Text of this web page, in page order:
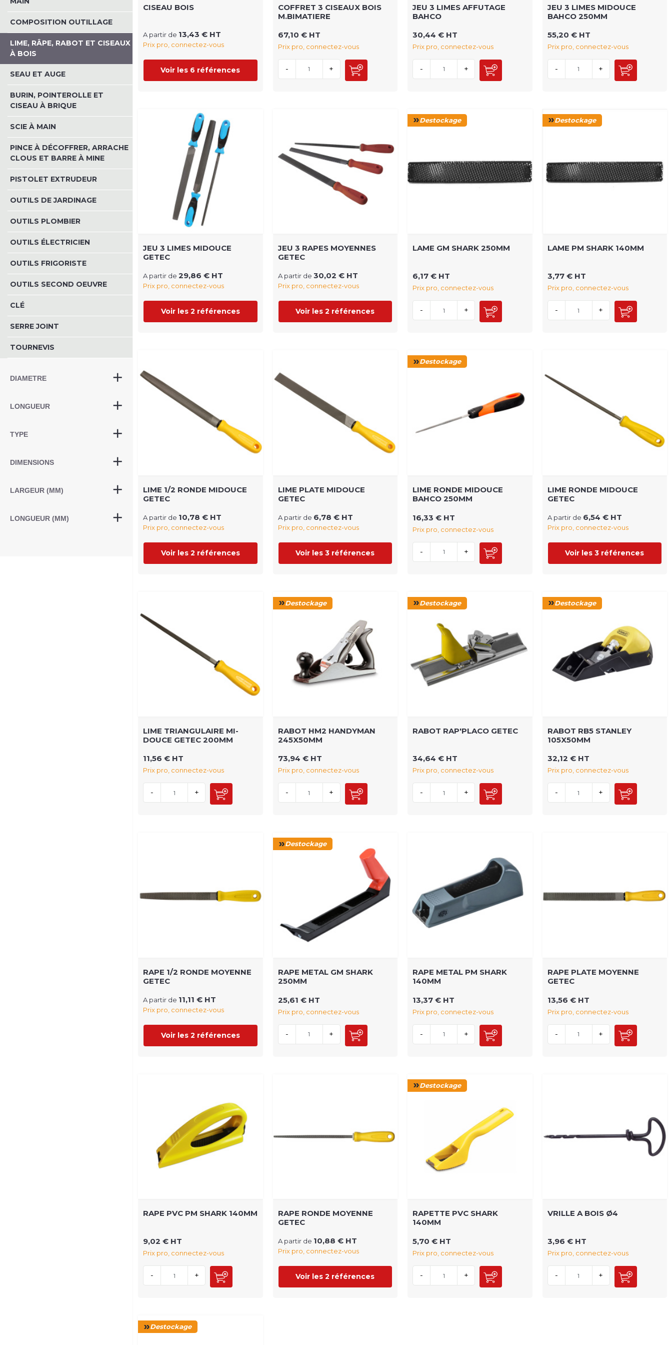
COMPOSITION OUTILLAGE
LIME, RÂPE, RABOT ET CISEAUX
À BOIS
SEAU ET AUGE
BURIN, POINTEROLLE ET
CISEAU À BRIQUE
SCIE À MAIN
PINCE À DÉCOFFRER, ARRACHE
CLOUS ET BARRE À MINE
PISTOLET EXTRUDEUR
OUTILS DE JARDINAGE
OUTILS PLOMBIER
OUTILS ÉLECTRICIEN
OUTILS FRIGORISTE
OUTILS SECOND OEUVRE
CLÉ
SERRE JOINT
TOURNEVIS
DIAMETRE
LONGUEUR
TYPE
DIMENSIONS
LARGEUR (MM)
LONGUEUR (MM)
CISEAU BOIS
A partir de 13,43 € HT
Prix pro, connectez-vous
Voir les 6 références
COFFRET 3 CISEAUX BOIS
M.BIMATIERE
67,10 € HT
Prix pro, connectez-vous
- +
JEU 3 LIMES AFFUTAGE
BAHCO
30,44 € HT
Prix pro, connectez-vous
- +
JEU 3 LIMES MIDOUCE
BAHCO 250MM
55,20 € HT
Prix pro, connectez-vous
- +
JEU 3 LIMES MIDOUCE
GETEC
A partir de 29,86 € HT
Prix pro, connectez-vous
Voir les 2 références
JEU 3 RAPES MOYENNES
GETEC
A partir de 30,02 € HT
Prix pro, connectez-vous
Voir les 2 références
Destockage
LAME GM SHARK 250MM
6,17 € HT
Prix pro, connectez-vous
- +
Destockage
LAME PM SHARK 140MM
3,77 € HT
Prix pro, connectez-vous
- +
LIME 1/2 RONDE MIDOUCE
GETEC
A partir de 10,78 € HT
Prix pro, connectez-vous
Voir les 2 références
LIME PLATE MIDOUCE
GETEC
A partir de 6,78 € HT
Prix pro, connectez-vous
Voir les 3 références
Destockage
LIME RONDE MIDOUCE
BAHCO 250MM
16,33 € HT
Prix pro, connectez-vous
- +
LIME RONDE MIDOUCE
GETEC
A partir de 6,54 € HT
Prix pro, connectez-vous
Voir les 3 références
LIME TRIANGULAIRE MI-
DOUCE GETEC 200MM
11,56 € HT
Prix pro, connectez-vous
- +
Destockage
RABOT HM2 HANDYMAN
245X50MM
73,94 € HT
Prix pro, connectez-vous
- +
Destockage
RABOT RAP'PLACO GETEC
34,64 € HT
Prix pro, connectez-vous
- +
Destockage
RABOT RB5 STANLEY
105X50MM
32,12 € HT
Prix pro, connectez-vous
- +
RAPE 1/2 RONDE MOYENNE
GETEC
A partir de 11,11 € HT
Prix pro, connectez-vous
Voir les 2 références
Destockage
RAPE METAL GM SHARK
250MM
25,61 € HT
Prix pro, connectez-vous
- +
RAPE METAL PM SHARK
140MM
13,37 € HT
Prix pro, connectez-vous
- +
RAPE PLATE MOYENNE
GETEC
13,56 € HT
Prix pro, connectez-vous
- +
RAPE PVC PM SHARK 140MM
9,02 € HT
Prix pro, connectez-vous
- +
RAPE RONDE MOYENNE
GETEC
A partir de 10,88 € HT
Prix pro, connectez-vous
Voir les 2 références
Destockage
RAPETTE PVC SHARK
140MM
5,70 € HT
Prix pro, connectez-vous
- +
VRILLE A BOIS Ø4
3,96 € HT
Prix pro, connectez-vous
- +
Destockage